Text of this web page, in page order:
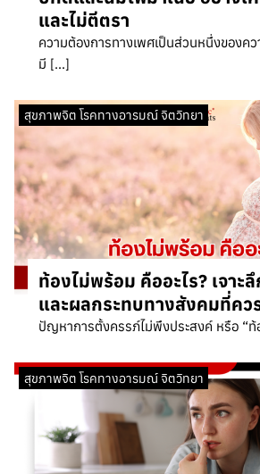
และไม่ตีตรา
ความต้องการทางเพศเป็นส่วนหนึ่งของค
มี […]
สุขภาพจิต โรคทางอารมณ์ จิตวิทยา
ท้องไม่พร้อม คืออะไร? เจาะ
และผลกระทบทางสังคมที่คว
ปัญหาการตั้งครรภ์ไม่พึงประสงค์ หรือ “
สุขภาพจิต โรคทางอารมณ์ จิตวิทยา